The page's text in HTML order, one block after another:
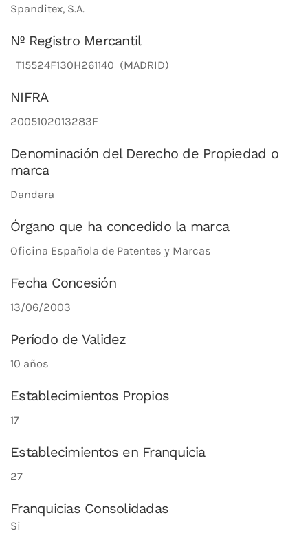
Spanditex, S.A.
Nº Registro Mercantil
T15524F130H261140 (MADRID)
NIFRA
2005102013283F
Denominación del Derecho de Propiedad o
marca
Dandara
Órgano que ha concedido la marca
Oficina Española de Patentes y Marcas
Fecha Concesión
13/06/2003
Período de Validez
10 años
Establecimientos Propios
17
Establecimientos en Franquicia
27
Franquicias Consolidadas
Si